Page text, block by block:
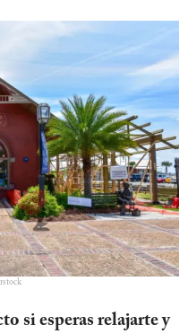
si esperas relajarte y